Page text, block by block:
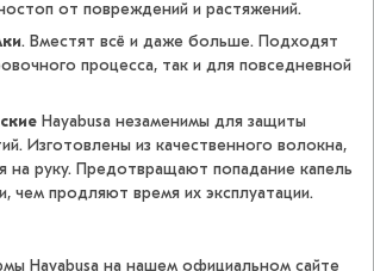
от повреждений и растяжений.
. Вместят всё и даже больше. Подходят
процесса, так и для повседневной
Hayabusa незаменимы для защиты
Изготовлены из качественного волокна,
на руку. Предотвращают попадание капель
чем продляют время их эксплуатации.
Hayabusa на нашем официальном сайте